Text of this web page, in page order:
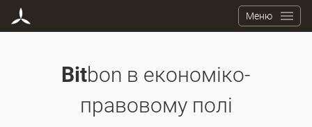
Меню
Bitbon в економіко-
правовому полі